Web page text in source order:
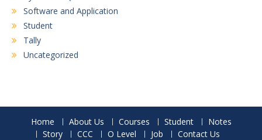
Software and Application
Student
Tally
Uncategorized
Home About Us Courses Student
Notes
Story
CCC O Level Job Contact Us